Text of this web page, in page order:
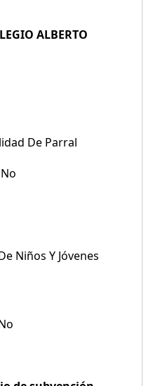
ALBERTO
De Parral
No
Niños Y Jóvenes